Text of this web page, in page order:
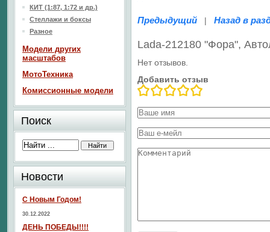
Предыдущий | Назад в
Lada-212180 "Фора",
Нет отзывов.
Добавить отзыв
КИТ (1:87, 1:72 и др.)
Стеллажи и боксы
Разное
Модели других
масштабов
МотоТехника
Комиссионные модели
Поиск
Новости
С Новым Годом!
30.12.2022
ДЕНЬ ПОБЕДЫ!!!!